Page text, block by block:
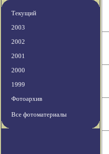
Текущий
2003
2002
2001
2000
1999
Фотоархив
Все фотоматериалы